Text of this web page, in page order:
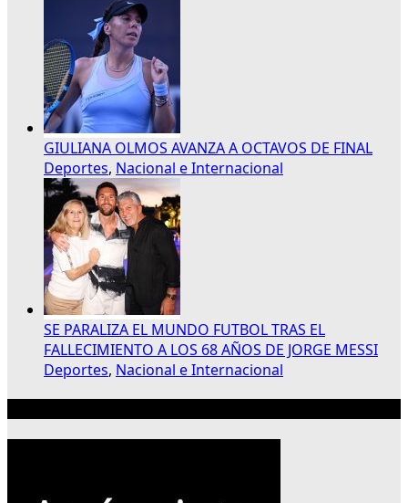
GIULIANA OLMOS AVANZA A OCTAVOS DE FINAL
Deportes, Nacional e Internacional
SE PARALIZA EL MUNDO FUTBOL TRAS EL
FALLECIMIENTO A LOS 68 AÑOS DE JORGE MESSI
Deportes, Nacional e Internacional